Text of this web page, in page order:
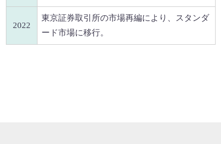
2022
東京証券取引所の市場再編により、スタンダ
ード市場に移行。